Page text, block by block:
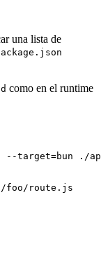
una lista de
como en el runtime
--target=bun ./
foo/route.js